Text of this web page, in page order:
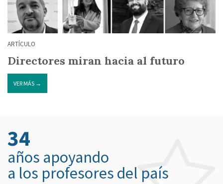
ARTÍCULO
Directores miran hacia al futuro
VER MÁS →
34
años apoyando
a los profesores del país